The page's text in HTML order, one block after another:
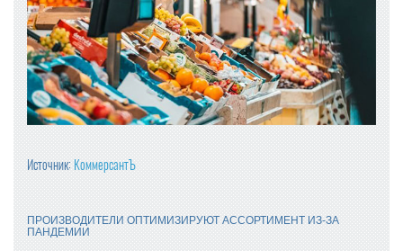
Источник: КоммерсантЪ
ПРОИЗВОДИТЕЛИ ОПТИМИЗИРУЮТ АССОРТИМЕНТ ИЗ-ЗА
ПАНДЕМИИ